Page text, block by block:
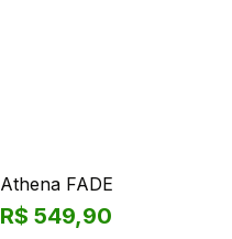
Athena FADE
Preço
R$ 549,90